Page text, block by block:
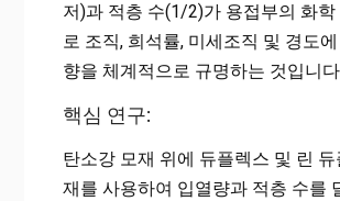
저)과 적층 수(1/2)가 용접부의 화학
로 조직, 희석률, 미세조직 및 경도
향을 체계적으로 규명하는 것입니
핵심 연구:
탄소강 모재 위에 듀플렉스 및 린
재를 사용하여 입열량과 적층 수를